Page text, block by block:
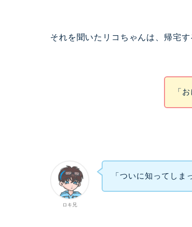
それを聞いたリコちゃんは、帰宅
「
ロキ兄
「ついに知ってし